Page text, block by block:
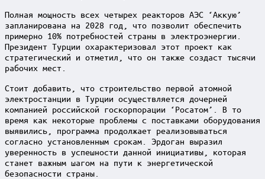
Полная мощность всех четырех реакторов АЭС ‘Аккую’
запланирована на 2028 год, что позволит обеспечить
примерно 10% потребностей страны в электроэнергии.
Президент Турции охарактеризовал этот проект как
стратегический и отметил, что он также создаст тысячи
рабочих мест.
Стоит добавить, что строительство первой атомной
электростанции в Турции осуществляется дочерней
компанией российской госкорпорации ‘Росатом’. В то
время как некоторые проблемы с поставками оборудования
выявились, программа продолжает реализовываться
согласно установленным срокам. Эрдоган выразил
уверенность в успешности данной инициативы, которая
станет важным шагом на пути к энергетической
безопасности страны.